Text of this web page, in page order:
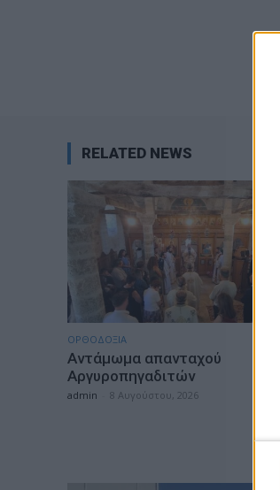
RELATED NEWS
ΟΡΘΟΔΟΞΙΑ
Αντάμωμα απανταχού
Αργυροπηγαδιτών
admin 8 Αυγούστου, 2026